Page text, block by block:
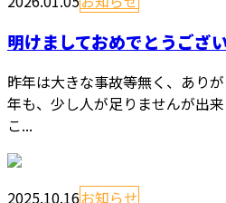
明けましておめでとうござ
昨年は大きな事故等無く、あり
年も、少し人が足りませんが出
こ...
2025.10.16お知らせ